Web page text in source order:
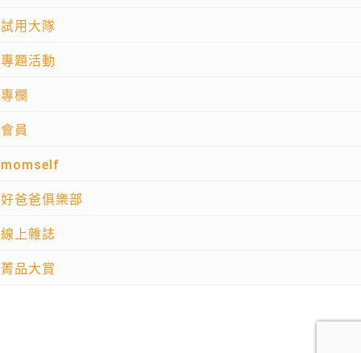
試用大隊
專題活動
專欄
會員
momself
好爸爸俱樂部
線上雜誌
菁品大賞